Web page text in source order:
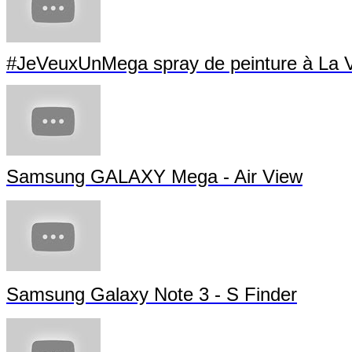
#JeVeuxUnMega spray de peinture à La
Samsung GALAXY Mega - Air View
Samsung Galaxy Note 3 - S Finder